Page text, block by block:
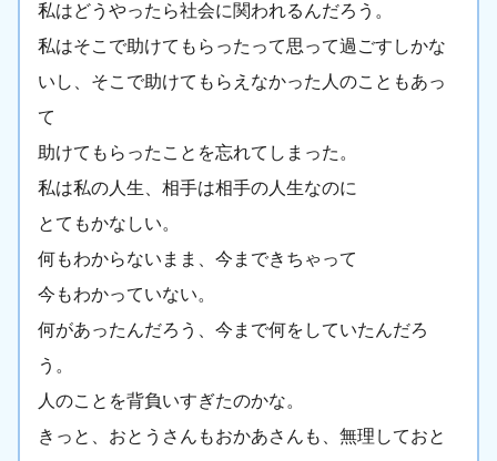
私はどうやったら社会に関われるんだろう。
私はそこで助けてもらったって思って過ごすしかな
いし、そこで助けてもらえなかった人のこともあっ
て
助けてもらったことを忘れてしまった。
私は私の人生、相手は相手の人生なのに
とてもかなしい。
何もわからないまま、今まできちゃって
今もわかっていない。
何があったんだろう、今まで何をしていたんだろ
う。
人のことを背負いすぎたのかな。
きっと、おとうさんもおかあさんも、無理しておと